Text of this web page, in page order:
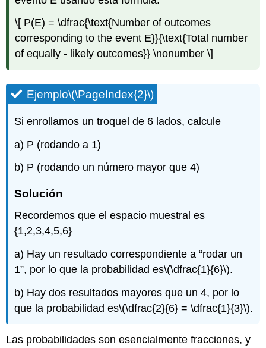
\[ P(E) = \dfrac{\text{Number of outcomes
corresponding to the event E}}{\text{Total number
of equally - likely outcomes}} \nonumber \]
Ejemplo\(\PageIndex{2}\)
Si enrollamos un troquel de 6 lados, calcule
a) P (rodando a 1)
b) P (rodando un número mayor que 4)
Solución
Recordemos que el espacio muestral es
{1,2,3,4,5,6}
a) Hay un resultado correspondiente a “rodar un
1”, por lo que la probabilidad es\(\dfrac{1}{6}\).
b) Hay dos resultados mayores que un 4, por lo
que la probabilidad es\(\dfrac{2}{6} = \dfrac{1}{3}\).
Las probabilidades son esencialmente fracciones, y